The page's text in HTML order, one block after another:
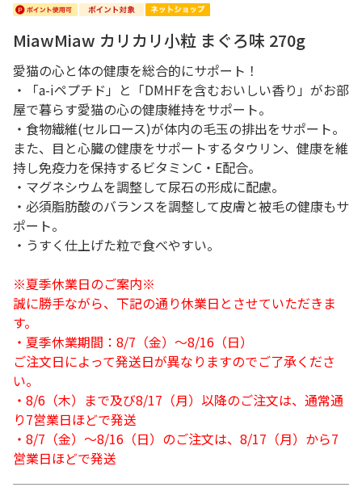
MiawMiaw カリカリ小粒 まぐろ味 270g
愛猫の心と体の健康を総合的にサポート！
・「a-iペプチド」と「DMHFを含むおいしい香り」がお部
屋で暮らす愛猫の心の健康維持をサポート。
・食物繊維(セルロース)が体内の毛玉の排出をサポート。
また、目と心臓の健康をサポートするタウリン、健康を維
持し免疫力を保持するビタミンC・E配合。
・マグネシウムを調整して尿石の形成に配慮。
・必須脂肪酸のバランスを調整して皮膚と被毛の健康もサ
ポート。
・うすく仕上げた粒で食べやすい。
※夏季休業日のご案内※
誠に勝手ながら、下記の通り休業日とさせていただきま
す。
・夏季休業期間：8/7（金）～8/16（日）
ご注文日によって発送日が異なりますのでご了承くださ
い。
・8/6（木）まで及び8/17（月）以降のご注文は、通常通
り7営業日ほどで発送
・8/7（金）～8/16（日）のご注文は、8/17（月）から7
営業日ほどで発送